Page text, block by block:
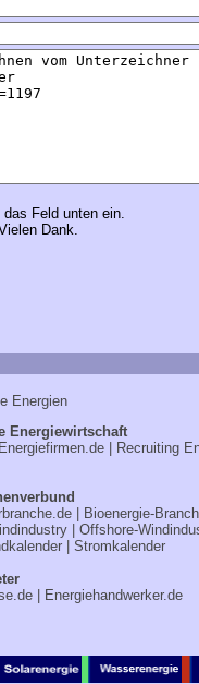
Feld unten ein.
Dank.
Energien
Energiewirtschaft
Energiefirmen.de| Recruiting
| Bioenergie-
| Offshore-
| Stromkalender
|
Energiehandwerker.de